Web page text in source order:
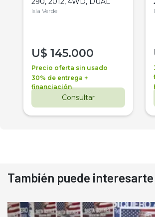
Isla Verde
U$ 145.000
Precio oferta sin usado
30% de entrega +
financiación
Consultar
También puede interesarte